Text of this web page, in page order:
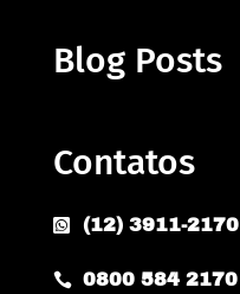
Blog Posts
Contatos
 (12) 3911-2170
 0800 584 2170